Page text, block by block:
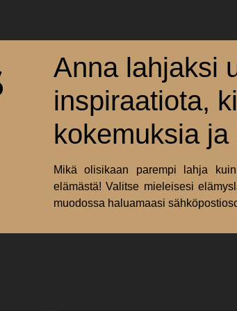
Anna lahjaksi
inspiraatiota,
kokemuksia
Mikä olisikaan parempi lahja
elämästä! Valitse mieleisesi
muodossa haluamaasi